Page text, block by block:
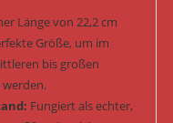
Länge von 22,2 cm
Größe, um im
bis großen
Fungiert als echter,